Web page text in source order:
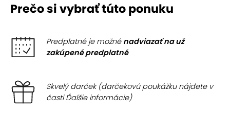
Prečo si vybrať túto ponuku
Predplatné je možné nadviazať na už
zakúpené predplatné
Skvelý darček (darčekovú poukážku nájdete v
časti Ďalšie informácie)